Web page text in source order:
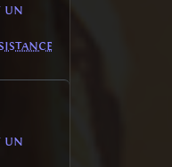
un
un